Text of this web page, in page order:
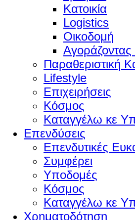
Κατοικία
Logistics
Οικοδομή
Παραθεριστική
Lifestyle
Επιχειρήσεις
Κόσμος
Καταγγέλω κε
Επενδύσεις
Επενδυτικές
Συμφέρει
Υποδομές
Κόσμος
Καταγγέλω κε
Χρηματοδότηση